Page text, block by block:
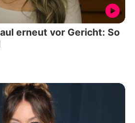
erneut vor Gericht: So